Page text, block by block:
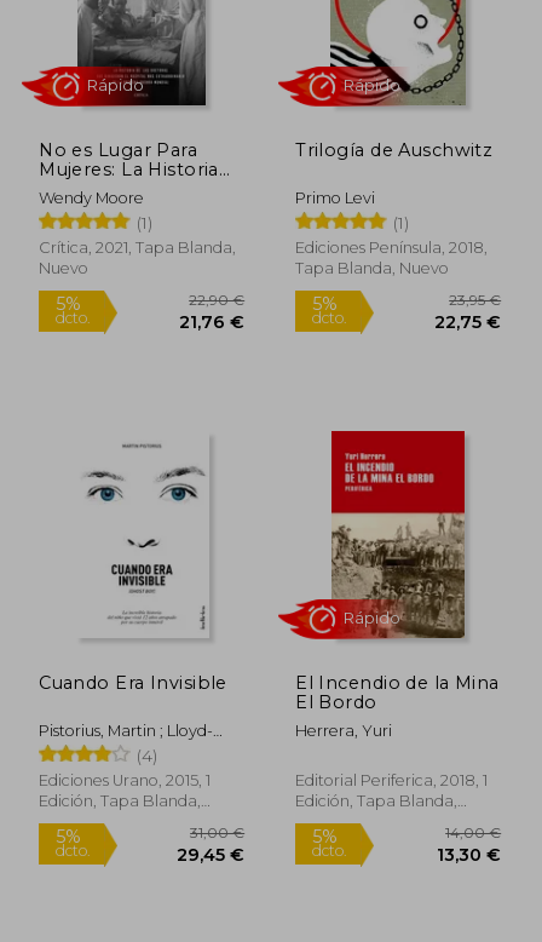
5%
dcto. 11,47 €
5%
dcto.
18,91 €
5%
dcto.
No es Lugar Para
Mujeres: La Historia
de las Doctoras que
Dirigieron el Hospital
más Extraordinario de
la Primera Guerra
Mundial
Wendy Moore
(1)
Crítica, 2021, Tapa Blanda,
Nuevo
Trilogía de Auschwitz
Primo Levi
(1)
Ediciones Península, 2018,
Tapa Blanda, Nuevo
Cuando Era Invisible
Pistorius, Martin ; Lloyd-
Davies, Megan ; Menezo
Garciaa, Daniel
(4)
Ediciones Urano, 2015, 1
Edición, Tapa Blanda,
Nuevo
El Incendio de la Mina
El Bordo
Herrera, Yuri
Editorial Periferica, 2018, 1
Edición, Tapa Blanda,
Nuevo